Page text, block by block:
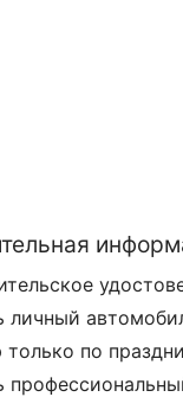
личный
по